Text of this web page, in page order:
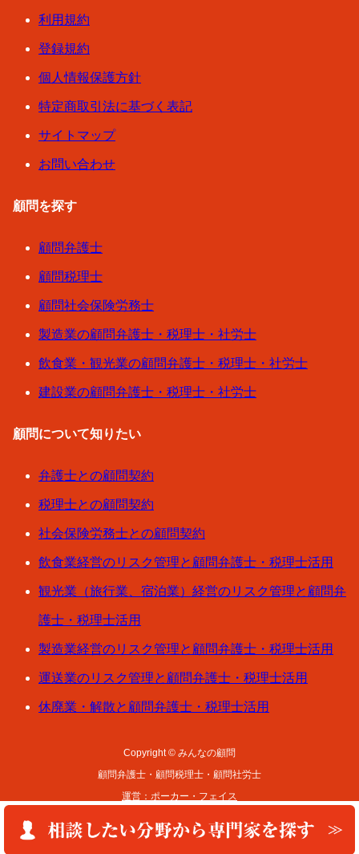
利用規約
登録規約
個人情報保護方針
特定商取引法に基づく表記
サイトマップ
お問い合わせ
顧問を探す
顧問弁護士
顧問税理士
顧問社会保険労務士
製造業の顧問弁護士・税理士・社労士
飲食業・観光業の顧問弁護士・税理士・社労士
建設業の顧問弁護士・税理士・社労士
顧問について知りたい
弁護士との顧問契約
税理士との顧問契約
社会保険労務士との顧問契約
飲食業経営のリスク管理と顧問弁護士・税理士活用
観光業（旅行業、宿泊業）経営のリスク管理と顧問弁
護士・税理士活用
製造業経営のリスク管理と顧問弁護士・税理士活用
運送業のリスク管理と顧問弁護士・税理士活用
休廃業・解散と顧問弁護士・税理士活用
Copyright © みんなの顧問
顧問弁護士・顧問税理士・顧問社労士
運営：ポーカー・フェイス